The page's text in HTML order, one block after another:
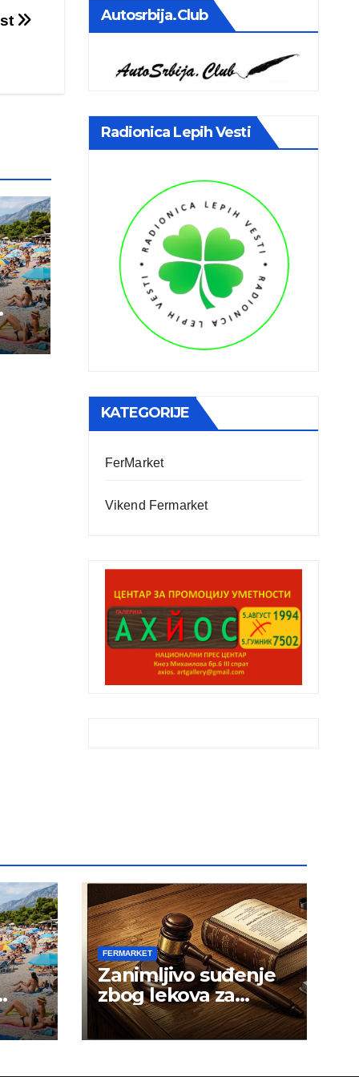
Autosrbija.club
Radionica Lepih Vesti
KATEGORIJE
FerMarket
Vikend Fermarket
FERMARKET
Zanimljivo suđenje
zbog lekova za
gojaznost